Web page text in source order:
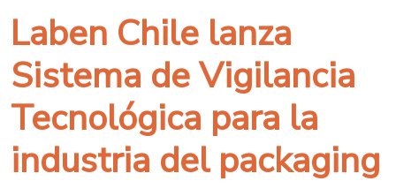
Laben Chile lanza
Sistema de Vigilancia
Tecnológica para la
industria del packaging